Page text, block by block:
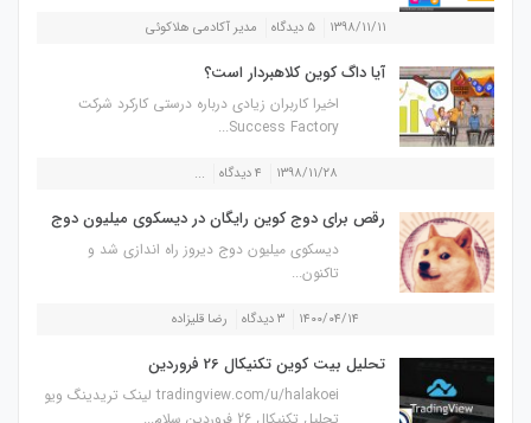
۱۳۹۸/۱۱/۱۱ ۵ دیدگاه مدیر آکادمی هلاکوئی
آیا داگ کوین کلاهبردار است؟
اخیرا کاربران زیادی درباره درستی کارکرد شرکت
Success Factory...
۱۳۹۸/۱۱/۲۸ ۴ دیدگاه ...
رقص برای دوج کوین رایگان در دیسکوی میلیون دوج
دیسکوی میلیون دوج دیروز راه اندازی شد و
تاکنون...
۱۴۰۰/۰۴/۱۴ ۳ دیدگاه رضا قلیزاده
تحلیل بیت کوین تکنیکال 26 فروردین
tradingview.com/u/halakoei لینک تریدینگ ویو